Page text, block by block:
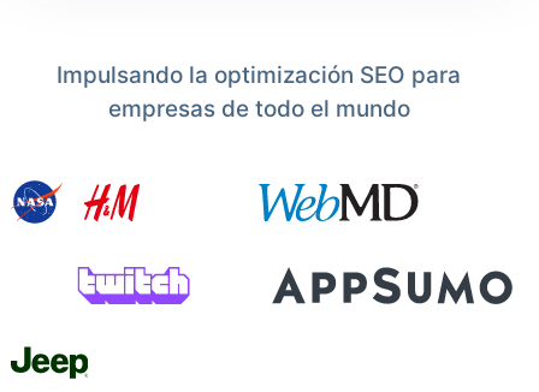
Impulsando la optimización SEO para
empresas de todo el mundo